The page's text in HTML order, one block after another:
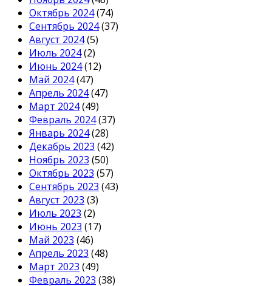
Октябрь 2024(74)
Сентябрь 2024(37)
Август 2024(5)
Июль 2024(2)
Июнь 2024(12)
Май 2024(47)
Апрель 2024(47)
Март 2024(49)
Февраль 2024(37)
Январь 2024(28)
Декабрь 2023 (42)
Ноябрь 2023 (50)
Октябрь 2023 (57)
Сентябрь 2023 (43)
Август 2023 (3)
Июль 2023 (2)
Июнь 2023 (17)
Май 2023 (46)
Апрель 2023 (48)
Март 2023 (49)
Февраль 2023 (38)